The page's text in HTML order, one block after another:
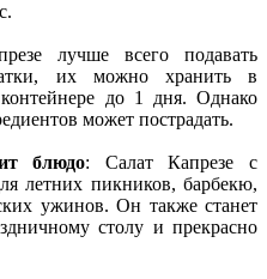
лучше всего подавать
их можно хранить в
до 1 дня. Однако
может пострадать.
блюдо: Салат Капрезе с
летних пикников, барбекю,
ужинов. Он также станет
столу и прекрасно